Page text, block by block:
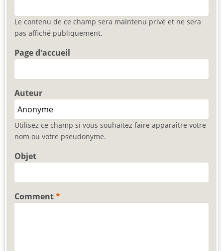
Le contenu de ce champ sera maintenu privé et ne sera
pas affiché publiquement.
Page d'accueil
Auteur
Utilisez ce champ si vous souhaitez faire apparaître votre
nom ou votre pseudonyme.
Objet
Comment